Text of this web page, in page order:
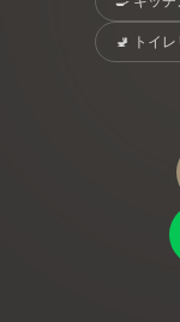
🚽 トイ